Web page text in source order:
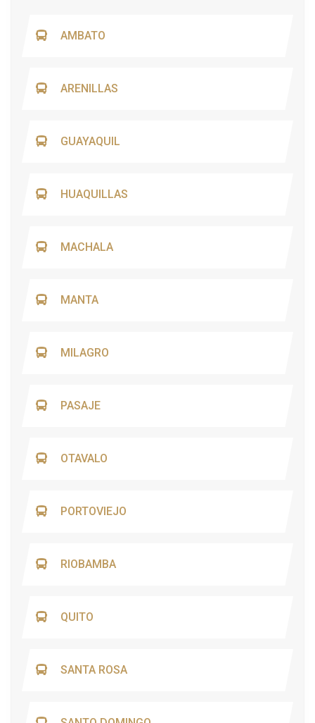
AMBATO
ARENILLAS
GUAYAQUIL
HUAQUILLAS
MACHALA
MANTA
MILAGRO
PASAJE
OTAVALO
PORTOVIEJO
RIOBAMBA
QUITO
SANTA ROSA